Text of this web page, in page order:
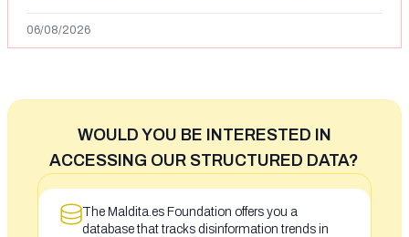
06/08/2026
WOULD YOU BE INTERESTED IN
ACCESSING OUR STRUCTURED DATA?
The Maldita.es Foundation offers you a
database that tracks disinformation trends in